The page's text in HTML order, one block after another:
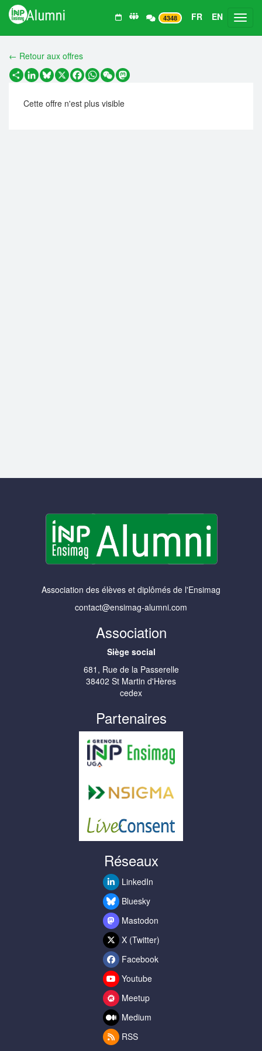
4348 FR EN
← Retour aux offres
PartagerLinkedIn
Bluesky
X Facebook
WhatsApp
WeChatMastodon
Cette offre n'est plus visible
Association des élèves et diplômés de l'Ensimag
contact@ensimag-alumni.com
Association
Siège social
681, Rue de la Passerelle
38402 St Martin d'Hères
cedex
Partenaires
Réseaux
LinkedIn
Bluesky
Mastodon
X (Twitter)
Facebook
Youtube
Meetup
Medium
RSS